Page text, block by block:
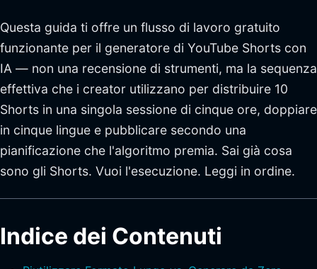
Questa guida ti offre un flusso di lavoro gratuito
funzionante per il generatore di YouTube Shorts con
IA — non una recensione di strumenti, ma la sequenza
effettiva che i creator utilizzano per distribuire 10
Shorts in una singola sessione di cinque ore, doppiare
in cinque lingue e pubblicare secondo una
pianificazione che l'algoritmo premia. Sai già cosa
sono gli Shorts. Vuoi l'esecuzione. Leggi in ordine.
Indice dei Contenuti